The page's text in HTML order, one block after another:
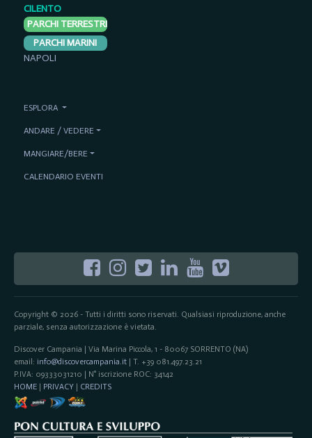
Copyright © 2026 - Tutti i diritti sono riservati. Qualsiasi riproduzione, anche
parziale, senza autorizzazione è vietata.
Discover Campania | Via Marina Piccola, 1 - 80067 SORRENTO (NA)
email: info@discovercampania.it| T. +39 081.497.23.21
P.IVA: 09333031210 | N° iscrizione ROC: 34142
HOME| PRIVACY | CREDITS
CILENTO
PARCHI TERRESTRI
PARCHI MARINI
NAPOLI
ESPLORA
ANDARE / VEDERE
MANGIARE/BERE
CALENDARIO EVENTI